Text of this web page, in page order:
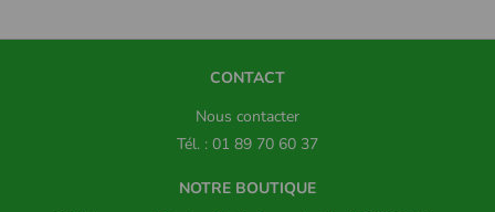
CONTACT
Nous contacter
Tél. : 01 89 70 60 37
NOTRE BOUTIQUE